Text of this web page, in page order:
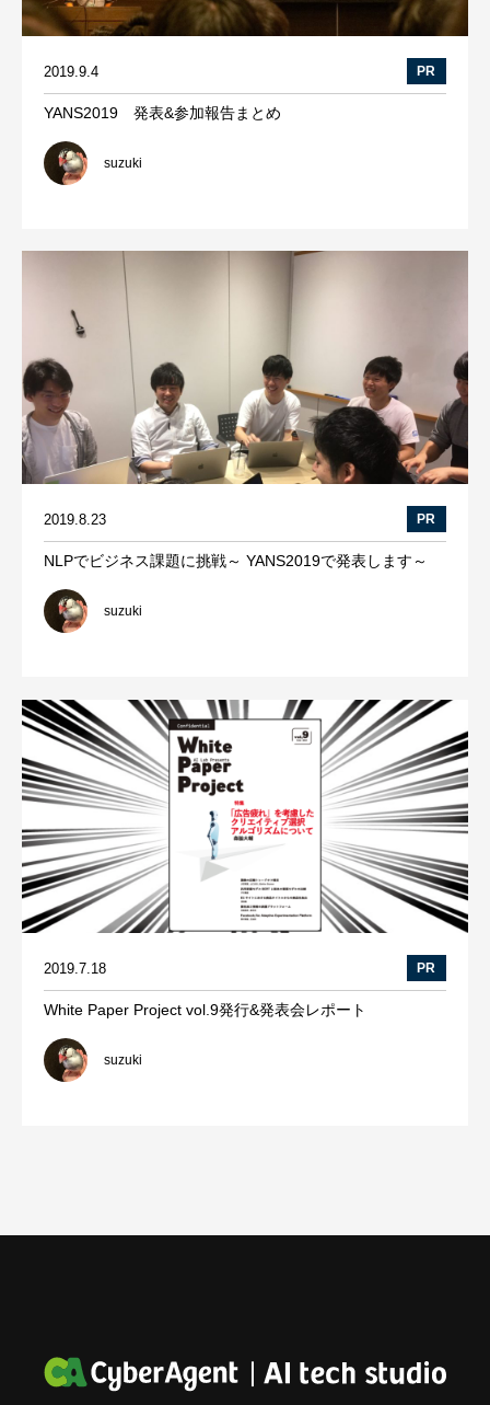
2019.9.4 PR
YANS2019 発表&参加報告まとめ
suzuki
2019.8.23 PR
NLPでビジネス課題に挑戦～ YANS2019で発表します～
suzuki
2019.7.18 PR
White Paper Project vol.9発行&発表会レポート
suzuki